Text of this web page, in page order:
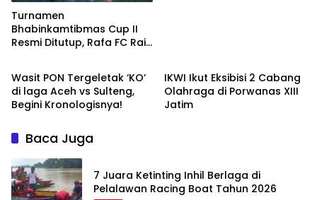
Turnamen
Bhabinkamtibmas Cup II
Resmi Ditutup, Rafa FC Raih
Olahraga
Wasit PON Tergeletak ‘KO’
di laga Aceh vs Sulteng,
Begini Kronologisnya!
IKWI Ikut Eksibisi 2 Cabang
Olahraga di Porwanas XIII
Jatim
Baca Juga
7 Juara Ketinting Inhil Berlaga di
Pelalawan Racing Boat Tahun 2026